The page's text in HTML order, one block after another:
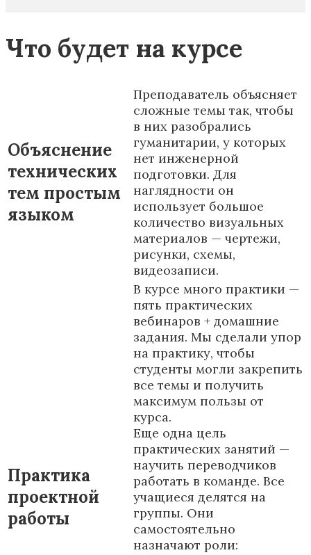
Что будет на курсе
Объяснение
технических
тем простым
языком
Преподаватель объясняет
сложные темы так, чтобы
в них разобрались
гуманитарии, у которых
нет инженерной
подготовки. Для
наглядности он
использует большое
количество визуальных
материалов — чертежи,
рисунки, схемы,
видеозаписи.
Практика
проектной
работы
В курсе много практики —
пять практических
вебинаров + домашние
задания. Мы сделали упор
на практику, чтобы
студенты могли закрепить
все темы и получить
максимум пользы от
курса.
Еще одна цель
практических занятий —
научить переводчиков
работать в команде. Все
учащиеся делятся на
группы. Они
самостоятельно
назначают роли: